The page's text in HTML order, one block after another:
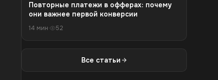
Повторные платежи в офферах: почему
они важнее первой конверсии
14 мин· 52
Все статьи